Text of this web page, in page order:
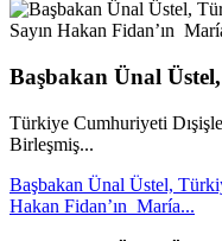
Başbakan Ünal
Türkiye Cumhuriyeti
Birleşmiş...
Başbakan Ünal Üstel,
Hakan Fidan’ın María...